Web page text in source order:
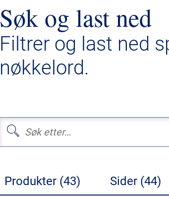
Søk og last ned
Filtrer og last ned
nøkkelord.
Produkter (43) Sider (44)